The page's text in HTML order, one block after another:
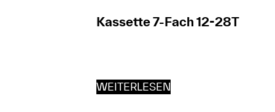
Kassette 7-Fach 12-28T
WEITERLESEN